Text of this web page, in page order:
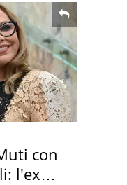
con
l'ex